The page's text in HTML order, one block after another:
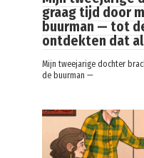
graag tijd door
buurman — tot
ontdekten dat
Mijn tweejarige dochter
de buurman —